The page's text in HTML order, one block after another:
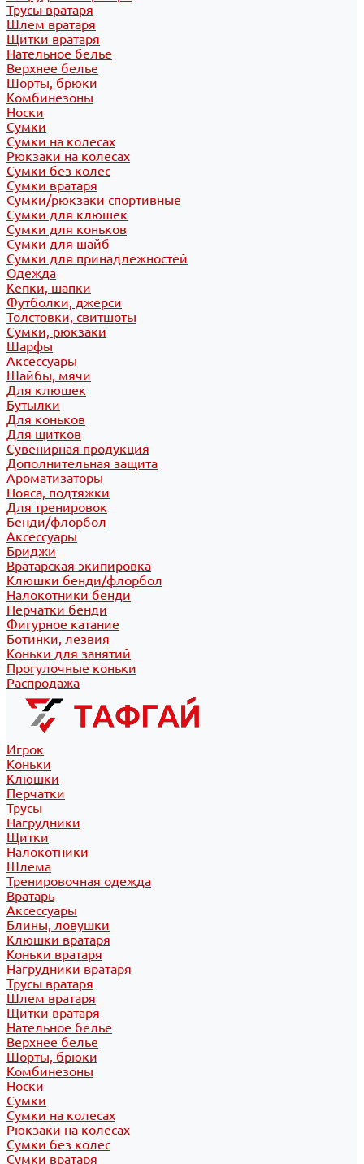
Трусы вратаря
Шлем вратаря
Щитки вратаря
Нательное белье
Верхнее белье
Шорты, брюки
Комбинезоны
Носки
Сумки
Сумки на колесах
Рюкзаки на колесах
Сумки без колес
Сумки вратаря
Сумки/рюкзаки спортивные
Сумки для клюшек
Сумки для коньков
Сумки для шайб
Сумки для принадлежностей
Одежда
Кепки, шапки
Футболки, джерси
Толстовки, свитшоты
Сумки, рюкзаки
Шарфы
Аксессуары
Шайбы, мячи
Для клюшек
Бутылки
Для коньков
Для щитков
Сувенирная продукция
Дополнительная защита
Ароматизаторы
Пояса, подтяжки
Для тренировок
Бенди/флорбол
Аксессуары
Бриджи
Вратарская экипировка
Клюшки бенди/флорбол
Налокотники бенди
Перчатки бенди
Фигурное катание
Ботинки, лезвия
Коньки для занятий
Прогулочные коньки
Распродажа
Игрок
Коньки
Клюшки
Перчатки
Трусы
Нагрудники
Щитки
Налокотники
Шлема
Тренировочная одежда
Вратарь
Аксессуары
Блины, ловушки
Клюшки вратаря
Коньки вратаря
Нагрудники вратаря
Трусы вратаря
Шлем вратаря
Щитки вратаря
Нательное белье
Верхнее белье
Шорты, брюки
Комбинезоны
Носки
Сумки
Сумки на колесах
Рюкзаки на колесах
Сумки без колес
Сумки вратаря